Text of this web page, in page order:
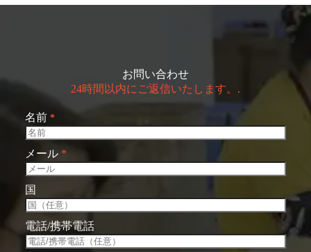
お問い合わせ
24時間以内にご返信いたします。.
名前 *
メール *
国
電話/携帯電話